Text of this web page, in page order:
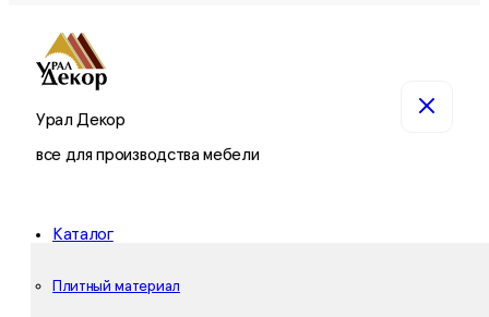
Урал Декор
все для производства мебели
Каталог
Плитный материал